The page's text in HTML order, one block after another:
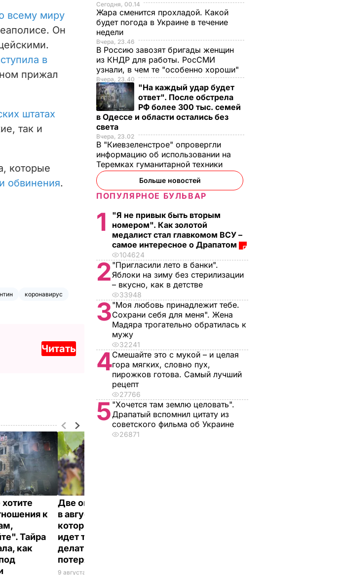
всему миру
Он
в
прижал
штатах
так и
которые
обвинения.
коронавирус
Читать
к
Тайра
как
Две опасные ошибки
в августе, из-за
которых виноград
идет трещинами. Что
делать, чтобы не
потерять урожай
9 августа, 22.32
Сегодня, 00.14
Жара сменится прохладой. Какой
будет погода в Украине в течение
недели
Вчера, 23.46
В Россию завозят бригады женщин
из КНДР для работы. РосСМИ
узнали, в чем те "особенно хороши"
Вчера, 23.40
"На каждый удар будет
ответ". После обстрела
РФ более 300 тыс. семей
в Одессе и области остались без
света
Вчера, 23.02
В "Киевзеленстрое" опровергли
информацию об использовании на
Теремках гуманитарной техники
Больше новостей
ПОПУЛЯРНОЕ БУЛЬВАР
1
"Я не привык быть вторым
номером". Как золотой
медалист стал главкомом ВСУ –
самое интересное о Драпатом
104624
2 "Пригласили лето в банки".
Яблоки на зиму без стерилизации
– вкусно, как в детстве
33948
3"Моя любовь принадлежит тебе.
Сохрани себя для меня". Жена
Мадяра трогательно обратилась к
мужу
32241
4Смешайте это с мукой – и целая
гора мягких, словно пух,
пирожков готова. Самый лучший
рецепт
27766
5 "Хочется там землю целовать".
Драпатый вспомнил цитату из
советского фильма об Украине
26871